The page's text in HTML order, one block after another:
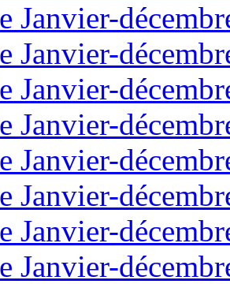
Janvier-
Janvier-
Janvier-
Janvier-
Janvier-
Janvier-
Janvier-
Janvier-